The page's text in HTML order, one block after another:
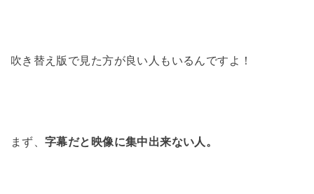
吹き替え版で見た方が良い人もいるんですよ！
まず、字幕だと映像に集中出来ない人。